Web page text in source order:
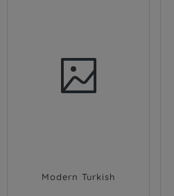
Modern Turkish